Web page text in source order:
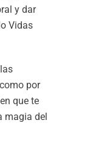
y dar
Vidas
por
que te
magia del